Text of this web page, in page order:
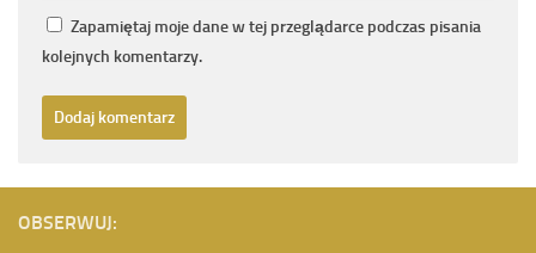
Zapamiętaj moje dane w tej przeglądarce podczas pisania
kolejnych komentarzy.
OBSERWUJ: